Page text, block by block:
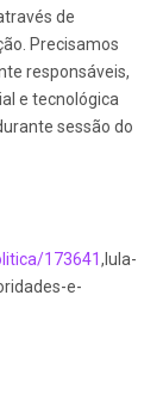
de
Precisamos
responsáveis,
e tecnológica
sessão do
173641,lula-
e-